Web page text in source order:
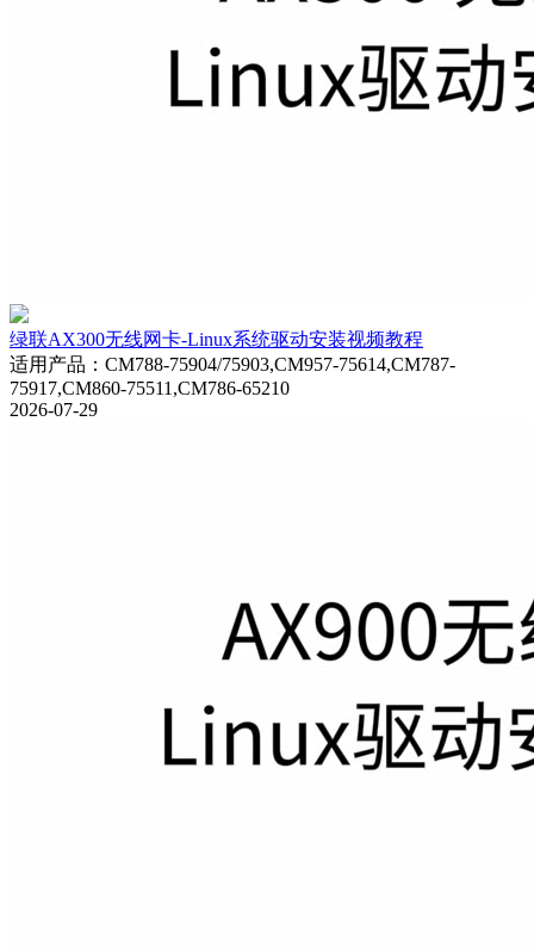
绿联AX300无线网卡-Linux系统驱动安装视频教程
适用产品 ： CM788-75904/75903,CM957-75614,CM787-
75917,CM860-75511,CM786-65210
2026-07-29